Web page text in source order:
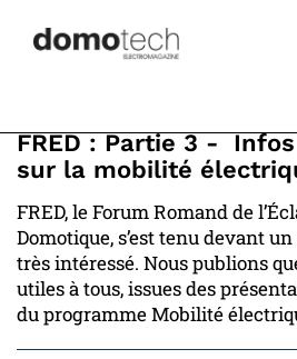
FRED : Partie 3 -
sur la mobilité
FRED, le Forum Romand de
Domotique, s’est tenu devant
très intéressé. Nous publions
utiles à tous, issues des
du programme Mobilité